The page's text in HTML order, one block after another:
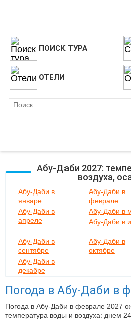
ПОИСК ТУРА
ОТЕЛИ
Абу-Даби 2027:
воздуха,
Абу-Даби в
январе
Абу-Даби в
феврале
Абу-Даби в
апреле
Абу-Даби в
Абу-Даби в
Абу-Даби в
сентябре
Абу-Даби в
октябре
Абу-Даби в
декабре
Погода в Абу-Даби в
Погода в Абу-Даби в феврале 2027
температура воды и воздуха: днем